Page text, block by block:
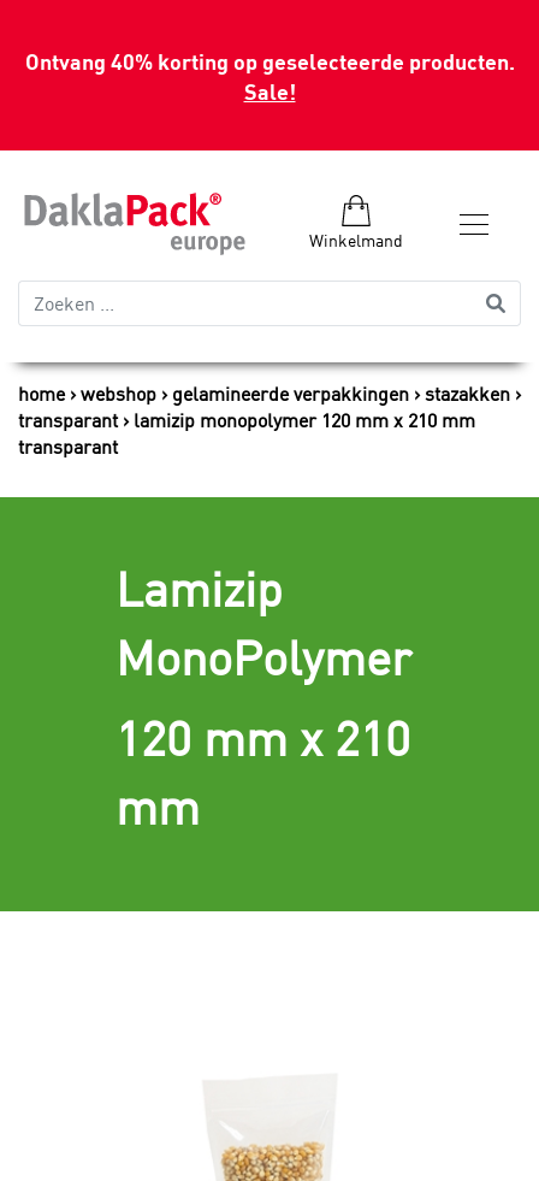
Ontvang 40% korting op geselecteerde producten.
Sale!
Winkelmand
home webshop gelamineerde verpakkingen
stazakken
transparant
lamizip monopolymer 120 mm x 210 mm
transparant
Lamizip
MonoPolymer
120 mm x 210
mm